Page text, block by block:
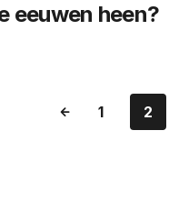
eeuwen heen?
1 2